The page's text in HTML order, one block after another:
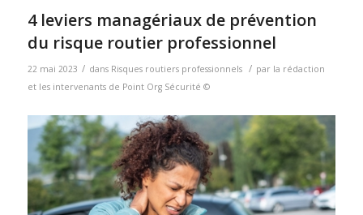
4 leviers managériaux de prévention
du risque routier professionnel
22 mai 2023 / dans Risques routiers professionnels / par la rédaction
et les intervenants de Point Org Sécurité ©